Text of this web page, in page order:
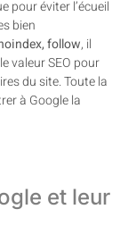
pour éviter l’écueil
bien
follow, il
valeur SEO pour
du site. Toute la
à Google la
et leur